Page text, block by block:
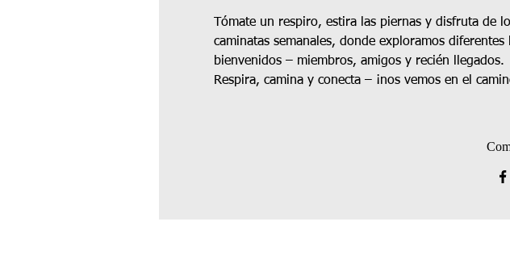
Tómate un respiro, estira las piernas y disfruta de
caminatas semanales, donde exploramos
bienvenidos – miembros, amigos y recién llegados.
Respira, camina y conecta – ¡nos vemos en el